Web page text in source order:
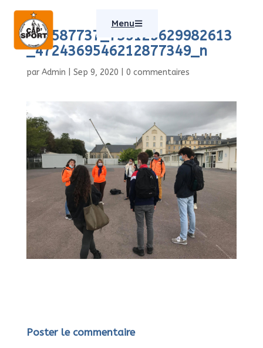
Menu
118587737_739129629982613
_4724369546212877349_n
par Admin Sep 9, 2020 0 commentaires
Poster le commentaire